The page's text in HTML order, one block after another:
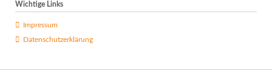
Wichtige Links
Impressum
Datenschutzerklärung